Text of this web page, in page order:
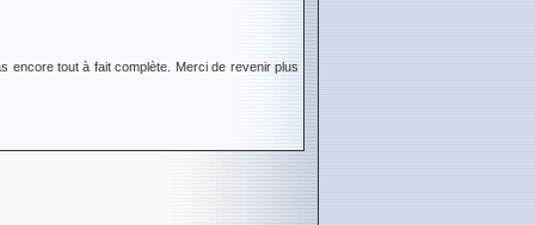
encore tout à fait complète. Merci de revenir plus